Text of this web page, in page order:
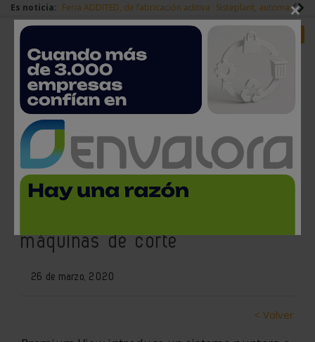
Es noticia: Feria ADDITED, de fabricación aditiva Sisteplant,
Redes Sociales Login empresas
TCI Cutting lanza unas gafas
inteligentes de realidad
máquinas de corte
26 de marzo, 2020
< Volver
×